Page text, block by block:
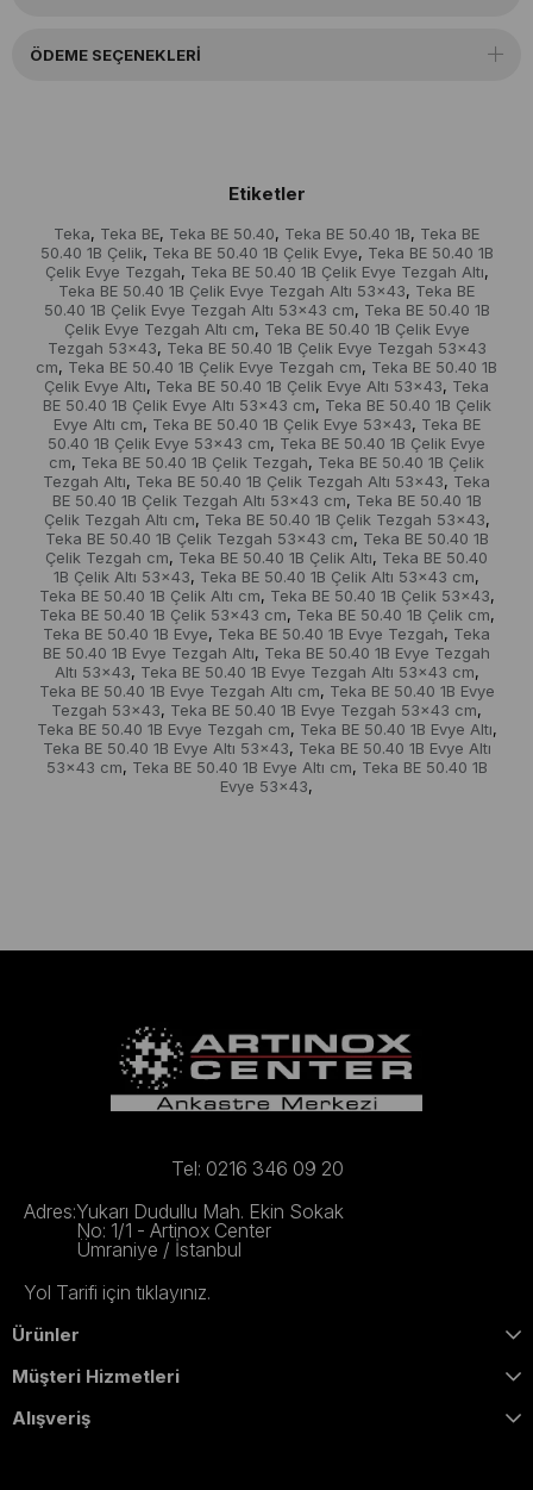
ÖDEME SEÇENEKLERI
Etiketler
Teka, Teka BE, Teka BE 50.40, Teka BE 50.40 1B, Teka BE
50.40 1B Çelik, Teka BE 50.40 1B Çelik Evye, Teka BE 50.40 1B
Çelik Evye Tezgah, Teka BE 50.40 1B Çelik Evye Tezgah Altı,
Teka BE 50.40 1B Çelik Evye Tezgah Altı 53x43, Teka BE
50.40 1B Çelik Evye Tezgah Altı 53x43 cm, Teka BE 50.40 1B
Çelik Evye Tezgah Altı cm, Teka BE 50.40 1B Çelik Evye
Tezgah 53x43, Teka BE 50.40 1B Çelik Evye Tezgah 53x43
cm, Teka BE 50.40 1B Çelik Evye Tezgah cm, Teka BE 50.40 1B
Çelik Evye Altı, Teka BE 50.40 1B Çelik Evye Altı 53x43, Teka
BE 50.40 1B Çelik Evye Altı 53x43 cm, Teka BE 50.40 1B Çelik
Evye Altı cm, Teka BE 50.40 1B Çelik Evye 53x43, Teka BE
50.40 1B Çelik Evye 53x43 cm, Teka BE 50.40 1B Çelik Evye
cm, Teka BE 50.40 1B Çelik Tezgah, Teka BE 50.40 1B Çelik
Tezgah Altı, Teka BE 50.40 1B Çelik Tezgah Altı 53x43, Teka
BE 50.40 1B Çelik Tezgah Altı 53x43 cm, Teka BE 50.40 1B
Çelik Tezgah Altı cm, Teka BE 50.40 1B Çelik Tezgah 53x43,
Teka BE 50.40 1B Çelik Tezgah 53x43 cm, Teka BE 50.40 1B
Çelik Tezgah cm, Teka BE 50.40 1B Çelik Altı, Teka BE 50.40
1B Çelik Altı 53x43, Teka BE 50.40 1B Çelik Altı 53x43 cm,
Teka BE 50.40 1B Çelik Altı cm, Teka BE 50.40 1B Çelik 53x43,
Teka BE 50.40 1B Çelik 53x43 cm, Teka BE 50.40 1B Çelik cm,
Teka BE 50.40 1B Evye, Teka BE 50.40 1B Evye Tezgah, Teka
BE 50.40 1B Evye Tezgah Altı, Teka BE 50.40 1B Evye Tezgah
Altı 53x43, Teka BE 50.40 1B Evye Tezgah Altı 53x43 cm,
Teka BE 50.40 1B Evye Tezgah Altı cm, Teka BE 50.40 1B Evye
Tezgah 53x43, Teka BE 50.40 1B Evye Tezgah 53x43 cm,
Teka BE 50.40 1B Evye Tezgah cm, Teka BE 50.40 1B Evye Altı,
Teka BE 50.40 1B Evye Altı 53x43, Teka BE 50.40 1B Evye Altı
53x43 cm, Teka BE 50.40 1B Evye Altı cm, Teka BE 50.40 1B
Evye 53x43,
Tel: 0216 346 09 20
Adres:Yukarı Dudullu Mah. Ekin Sokak
No: 1/1 - Artinox Center
Ümraniye / İstanbul
Yol Tarifi için tıklayınız.
Ürünler
Müşteri Hizmetleri
Alışveriş